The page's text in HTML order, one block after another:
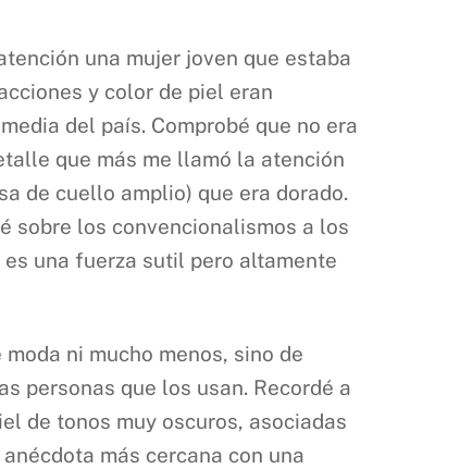
una mujer joven que estaba
y color de piel eran
del país. Comprobé que no era
que más me llamó la atención
de cuello amplio) que era dorado.
sobre los convencionalismos a los
una fuerza sutil pero altamente
ni mucho menos, sino de
personas que los usan. Recordé a
de tonos muy oscuros, asociadas
más cercana con una